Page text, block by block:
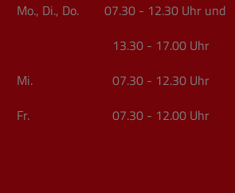
Mo., Di., Do. 07.30 - 12.30 Uhr und
13.30 - 17.00 Uhr
Mi. 07.30 - 12.30 Uhr
Fr. 07.30 - 12.00 Uhr